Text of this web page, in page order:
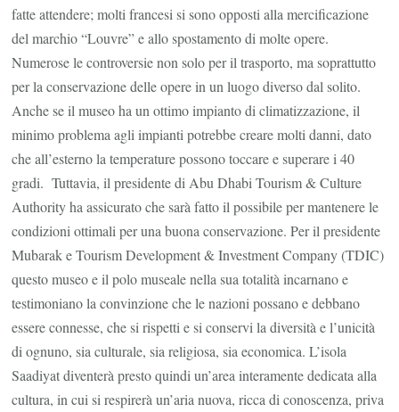
fatte attendere; molti francesi si sono opposti alla mercificazione
del marchio “Louvre” e allo spostamento di molte opere.
Numerose le controversie non solo per il trasporto, ma soprattutto
per la conservazione delle opere in un luogo diverso dal solito.
Anche se il museo ha un ottimo impianto di climatizzazione, il
minimo problema agli impianti potrebbe creare molti danni, dato
che all’esterno la temperature possono toccare e superare i 40
gradi. Tuttavia, il presidente di Abu Dhabi Tourism & Culture
Authority ha assicurato che sarà fatto il possibile per mantenere le
condizioni ottimali per una buona conservazione. Per il presidente
Mubarak e Tourism Development & Investment Company (TDIC)
questo museo e il polo museale nella sua totalità incarnano e
testimoniano la convinzione che le nazioni possano e debbano
essere connesse, che si rispetti e si conservi la diversità e l’unicità
di ognuno, sia culturale, sia religiosa, sia economica. L’isola
Saadiyat diventerà presto quindi un’area interamente dedicata alla
cultura, in cui si respirerà un’aria nuova, ricca di conoscenza, priva